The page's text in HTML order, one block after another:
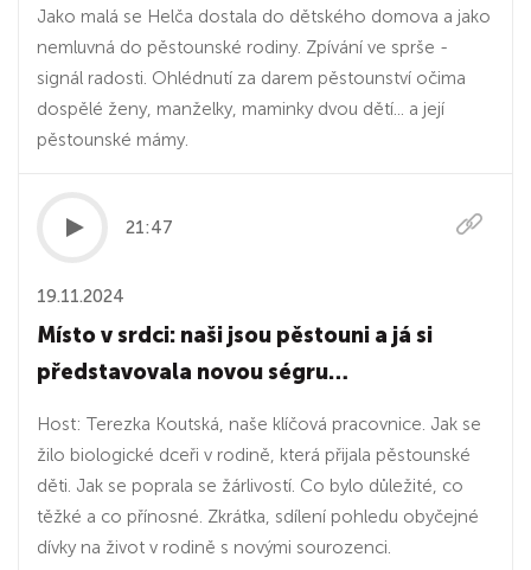
Jako malá se Helča dostala do dětského domova a jako
nemluvná do pěstounské rodiny. Zpívání ve sprše -
signál radosti. Ohlédnutí za darem pěstounství očima
dospělé ženy, manželky, maminky dvou dětí... a její
pěstounské mámy.
21:47
19.11.2024
Místo v srdci: naši jsou pěstouni a já si
představovala novou ségru…
Host: Terezka Koutská, naše klíčová pracovnice. Jak se
žilo biologické dceři v rodině, která přijala pěstounské
děti. Jak se poprala se žárlivostí. Co bylo důležité, co
těžké a co přínosné. Zkrátka, sdílení pohledu obyčejné
dívky na život v rodině s novými sourozenci.